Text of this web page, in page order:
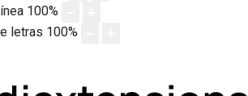
100%
letras 100%